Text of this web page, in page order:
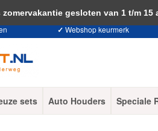
✓ Webshop keurmerk
sets Auto Houders Speciale
ga je akkoord met het gebruik van
gesloten van 1 t/m 15